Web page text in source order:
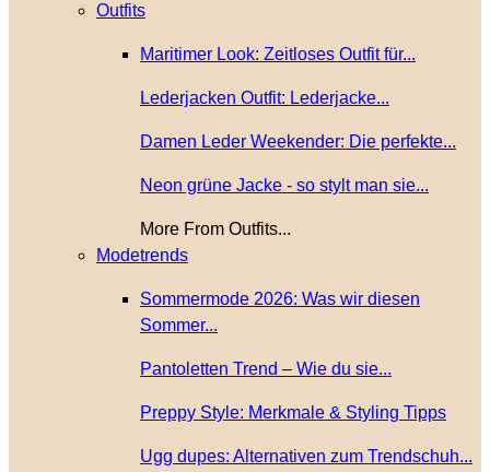
Outfits
Maritimer Look: Zeitloses Outfit für...
Lederjacken Outfit: Lederjacke...
Damen Leder Weekender: Die perfekte...
Neon grüne Jacke - so stylt man sie...
More From Outfits...
Modetrends
Sommermode 2026: Was wir diesen
Sommer...
Pantoletten Trend – Wie du sie...
Preppy Style: Merkmale & Styling Tipps
Ugg dupes: Alternativen zum Trendschuh...